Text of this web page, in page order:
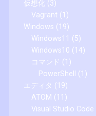
仮想化 (3)
Vagrant (1)
Windows (19)
Windows11 (5)
Windows10 (14)
コマンド (1)
PowerShell (1)
エディタ (19)
ATOM (11)
Visual Studio Code